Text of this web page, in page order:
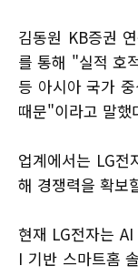
김동원 KB증권
를 통해 "실적 호
등 아시아 국가
때문"이라고 말했
업계에서는 LG전
해 경쟁력을 확보
현재 LG전자는
I 기반 스마트홈